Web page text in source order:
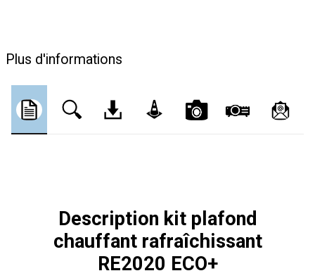
Plus d'informations
Description kit plafond
chauffant rafraîchissant
RE2020 ECO+